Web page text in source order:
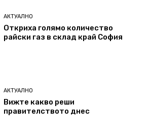
АКТУАЛНО
Откриха голямо количество
райски газ в склад край София
АКТУАЛНО
Вижте какво реши
правителството днес